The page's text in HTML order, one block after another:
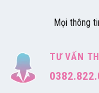
Mọi thông
TƯ VẤN